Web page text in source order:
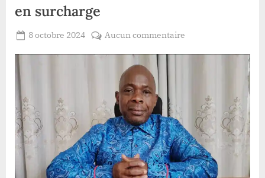
en surcharge
Posted
8 octobre 2024
Aucun commentaire
ministre
provincial
des
ITPR
annonce
l’installation